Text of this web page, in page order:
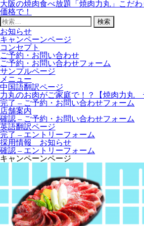
大阪の焼肉食べ放題「焼肉力丸」こだ
価格で！
検
索:
お知らせ
キャンペーンページ
コンセプト
ご予約・お問い合わせ
ご予約・お問い合わせフォーム
サンプルページ
メニュー
中国語翻訳ページ
力丸のお肉がご家庭で！？【焼肉力丸
完了 – ご予約・お問い合わせフォーム
店舗案内
確認 – ご予約・お問い合わせフォーム
英語翻訳ページ
完了 – エントリーフォーム
採用情報 お知らせ
確認 – エントリーフォーム
キャンペーンページ